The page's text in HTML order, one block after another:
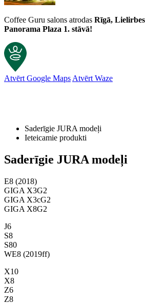
Coffee Guru salons atrodas Rīgā,
Panorama Plaza 1. stāvā!
Atvērt Google Maps Atvērt Waze
Saderīgie JURA modeļi
Ieteicamie produkti
Saderīgie JURA modeļi
E8 (2018)
GIGA X3G2
GIGA X3cG2
GIGA X8G2
J6
S8
S80
WE8 (2019ff)
X10
X8
Z6
Z8